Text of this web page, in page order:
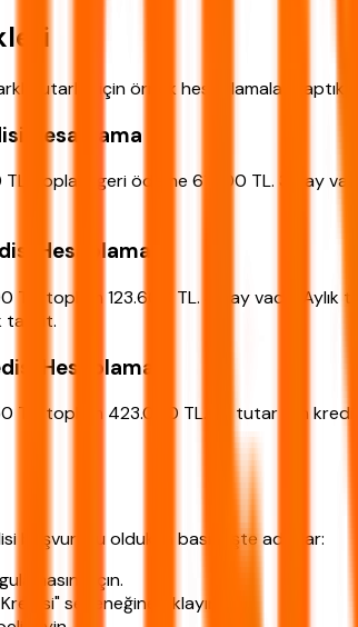
tutarlar için örnek hesaplamalar yaptık.
Hesaplama
TL, toplam geri ödeme 61.800 TL. 36 ay
Hesaplama
TL, toplam 123.600 TL. 36 ay vade:
taksit.
Hesaplama
TL, toplam 423.000 TL. Bu tutar için
başvurusu oldukça basit. İşte adımlar:
açın.
seçeneğine tıklayın.